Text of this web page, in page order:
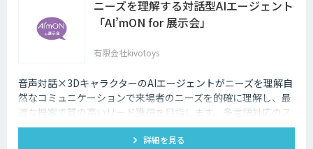
ニーズを理解する対話型AIエージェント
「AI’mON for 展示会」
有限会社kivotoys
音声対話×3DキャラクターのAIエージェントがニーズを理解自
然なコミュニケーションで来場者のニーズを的確に理解し、最
適な提案で質の高いリード獲得を目指します。多言語対応のス
タッフとして、人件費削減も実現。対話記録の取得・分析で展
示会後の追客も確実な成果へ。詳細を見る